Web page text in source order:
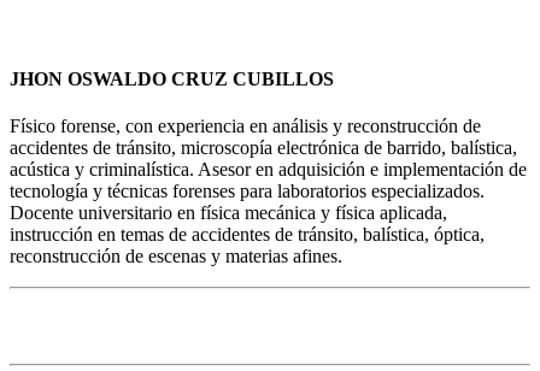
JHON OSWALDO CRUZ CUBILLOS
Físico forense, con experiencia en análisis y reconstrucción de
accidentes de tránsito, microscopía electrónica de barrido, balística,
acústica y criminalística. Asesor en adquisición e implementación de
tecnología y técnicas forenses para laboratorios especializados.
Docente universitario en física mecánica y física aplicada,
instrucción en temas de accidentes de tránsito, balística, óptica,
reconstrucción de escenas y materias afines.